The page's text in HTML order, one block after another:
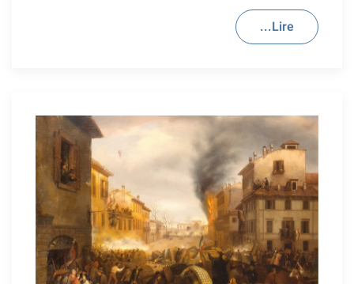
Lire...